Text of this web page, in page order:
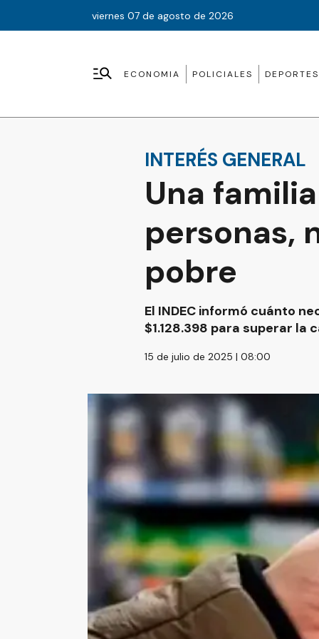
viernes 07 de agosto de 2026
ECONOMIA POLICIALES DEPORTES
INTERÉS GENERAL
Una
personas,
pobre
El INDEC informó cuánto
$1.128.398 para superar la
15 de julio de 2025 | 08:00